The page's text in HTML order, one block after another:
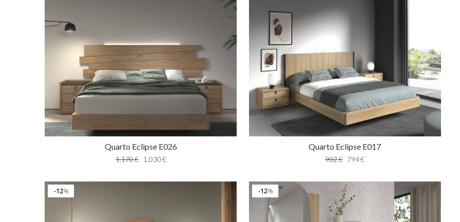
Quarto Eclipse E026
1.170€ 1.030€
Quarto Eclipse E017
902€ 794€
%
12 %
12